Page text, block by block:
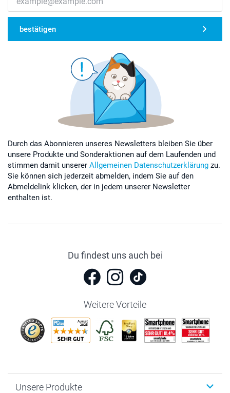
bestätigen
Durch das Abonnieren unseres Newsletters bleiben Sie über
unsere Produkte und Sonderaktionen auf dem Laufenden und
stimmen damit unserer Allgemeinen Datenschutzerklärung zu.
Sie können sich jederzeit abmelden, indem Sie auf den
Abmeldelink klicken, der in jedem unserer Newsletter
enthalten ist.
Du findest uns auch bei
Weitere Vorteile
Unsere Produkte